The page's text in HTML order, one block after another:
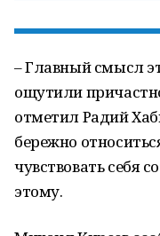
– Главный смысл
ощутили
отметил Радий
бережно
чувствовать себя
этому.